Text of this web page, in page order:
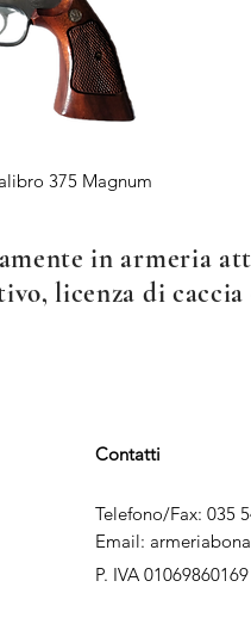
375 Magnum
in armeria
licenza di
Contatti
Email:
Telefono/Fax: 035
P. IVA 01069860169